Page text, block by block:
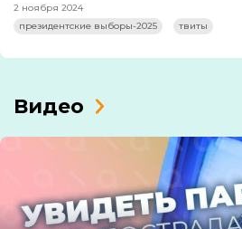
2 ноября 2024
президентские выборы-2025
твиты
Видео